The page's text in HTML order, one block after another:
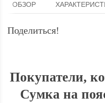
ОБЗОР
Поделиться!
Покупатели,
Сумка на